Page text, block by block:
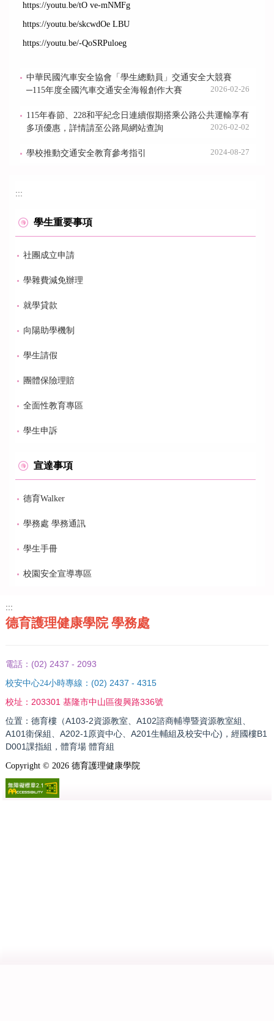
https://youtu.be/tO ve-mNMFg
https://youtu.be/skcwdOe LBU
https://youtu.be/-QoSRPuloeg
中華民國汽車安全協會「學生總動員」交通安全大競賽
─115年度全國汽車交通安全海報創作大賽
2026-02-26
115年春節、228和平紀念日連續假期搭乘公路公共運輸享有
多項優惠，詳情請至公路局網站查詢
2026-02-02
學校推動交通安全教育參考指引 2024-08-27
:::
學生重要事項
社團成立申請
學雜費減免辦理
就學貸款
向陽助學機制
學生請假
團體保險理賠
全面性教育專區
學生申訴
宣達事項
德育Walker
學務處 學務通訊
學生手冊
校園安全宣導專區
:::
德育護理健康學院 學務處
電話： (02) 2437 - 2093
校安中心24小時專線： (02) 2437 - 4315
校址： 203301 基隆市中山區復興路336號
位置：德育樓（A103-2資源教室、A102諮商輔導暨資源教室組、
A101衛保組、A202-1原資中心、A201生輔組及校安中心)，經國樓B1
D001課指組，體育場 體育組
Copyright © 2026德育護理健康學院